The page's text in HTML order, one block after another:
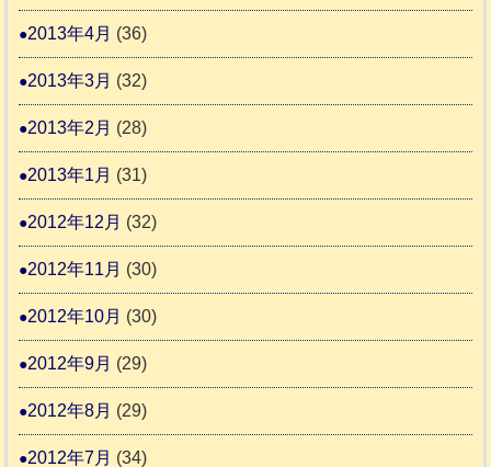
2013年4月 (36)
2013年3月 (32)
2013年2月 (28)
2013年1月 (31)
2012年12月 (32)
2012年11月 (30)
2012年10月 (30)
2012年9月 (29)
2012年8月 (29)
2012年7月 (34)